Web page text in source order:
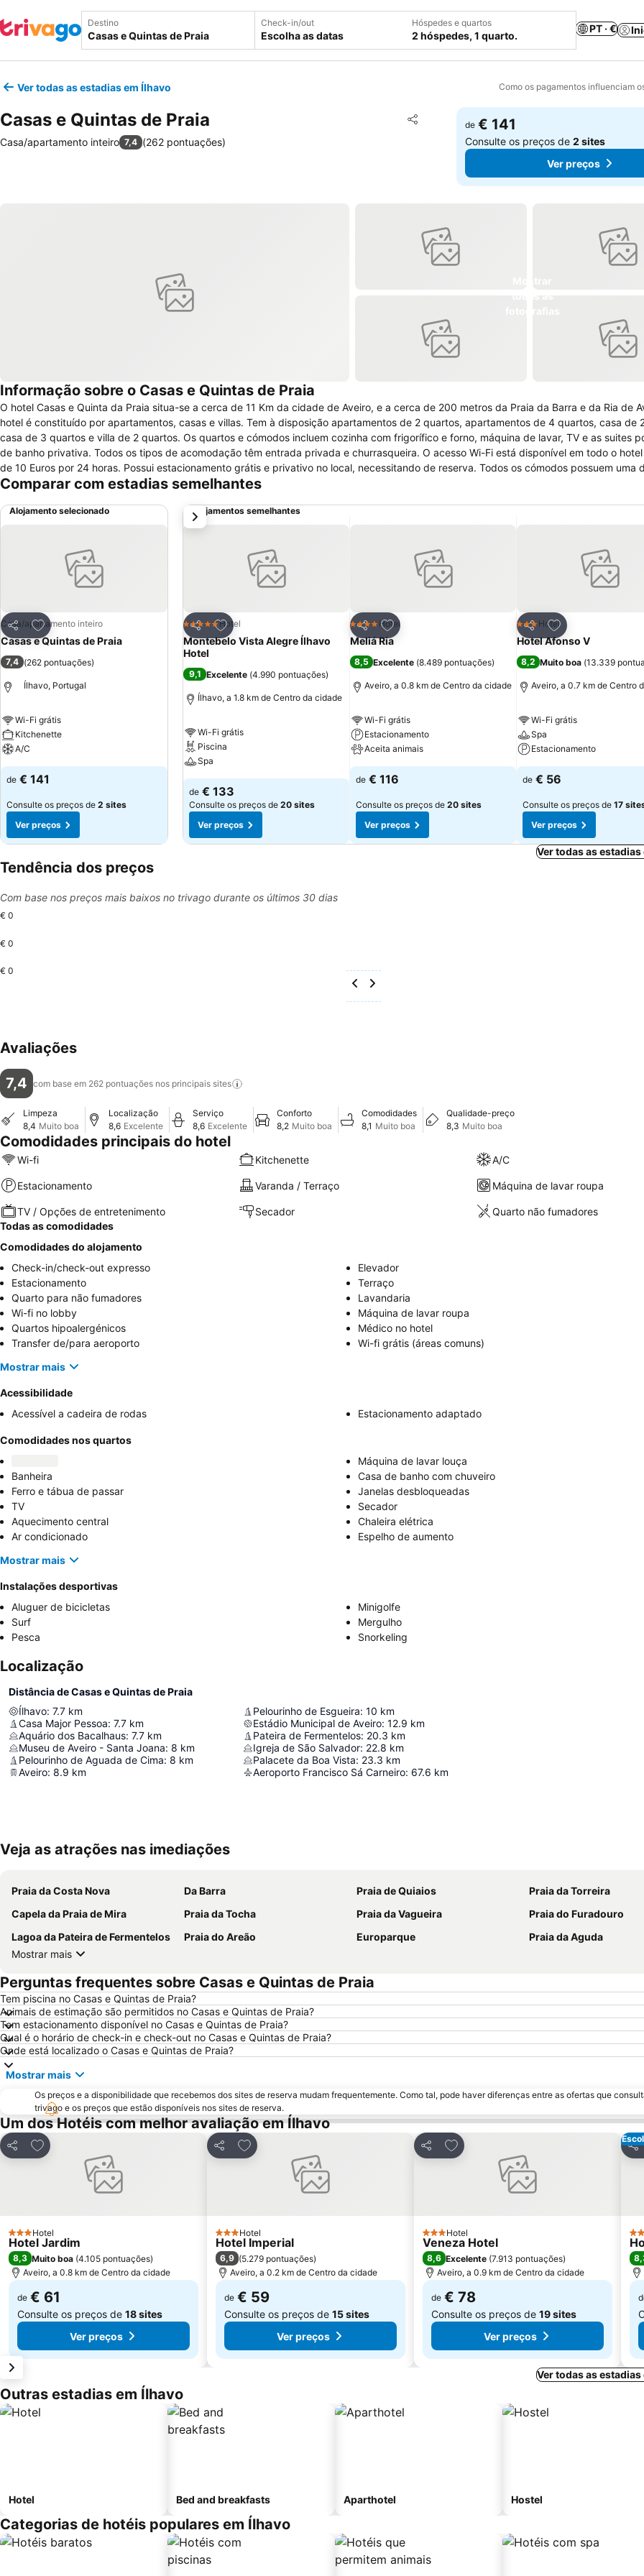
Destino Check-in/out
Escolha as datas
Hóspedes e quartos
2 hóspedes, 1 quarto.
PT · €
Ver todas as estadias em Ílhavo Como os pagamentos influenciam
Casas e Quintas de Praia Partilhar
Adicionar aos favoritos
Casa/apartamento inteiro 7,4 (262 pontuações)
de € 141
Consulte os preços de2 sites
Ver preços
Informação sobre o Casas e Quintas de Praia
O hotel Casas e Quinta da Praia situa-se a cerca de 11 Km da cidade de Aveiro, e a cerca de 200 metros da Praia da Barra e da Ria de
hotel é constituído por apartamentos, casas e villas. Tem à disposição apartamentos de 2 quartos, apartamentos de 4 quartos, casa de
casa de 3 quartos e villa de 2 quartos. Os quartos e cómodos incluem cozinha com frigorífico e forno, máquina de lavar, TV e as suites
de banho privativa. Todos os tipos de acomodação têm entrada privada e churrasqueira. O acesso Wi-Fi está disponível em todo o
de 10 Euros por 24 horas. Possui estacionamento grátis e privativo no local, necessitando de reserva. Todos os cómodos possuem uma
moderna, à exceção da casa de 3 quartos que se situa num reserva natural a 3Km da Costa Nova do Prado, com vista para a Ria de
com snorkel, pesca, windsurf, ciclismo. O Casas e Quintas da Praia têm disponível aluguer de bicicletas.
Comparar com estadias semelhantes
Alojamento selecionado
Partilhar
Adicionar aos favoritos
Casa/apartamento inteiro
Casas e Quintas de Praia
7,4 (262 pontuações)
Ílhavo, Portugal
Wi-Fi grátis
Kitchenette
A/C
de € 141
Consulte os preços de 2 sites
Ver preços
Alojamentos semelhantes
Partilhar
Adicionar aos favoritos
5 EstrelasHotel
Montebelo Vista Alegre Ílhavo
Hotel
9,1 Excelente (4.990 pontuações)
Ílhavo, a 1.8 km de Centro da cidade
Wi-Fi grátis
Piscina
Spa
de € 133
Consulte os preços de 20 sites
Ver preços
Partilhar
Adicionar aos favoritos
4 EstrelasHotel
Meliá Ria
8,5 Excelente (8.489 pontuações)
Aveiro, a 0.8 km de Centro da cidade
Wi-Fi grátis
Estacionamento
Aceita animais
de € 116
Consulte os preços de 20 sites
Ver preços
Partilhar
Adicionar aos
3 Estrelas
Hotel
Hotel Afonso V
8,2 Muito boa (13.339
Aveiro, a 0.7 km de Centro
Wi-Fi grátis
Spa
Estacionamento
de € 56
Consulte os preços de 17
Ver preços
próximo
Ver todas as estadias
Tendência dos preços
Com base nos preços mais baixos no trivago durante os últimos 30 dias
€ 0
€ 0
€ 0
Avaliações
7,4 com base em 262 pontuações nos principais sites
Limpeza
8,4 Muito boa
Localização
8,6 Excelente
Serviço
8,6 Excelente
Conforto
8,2 Muito boa
Comodidades
8,1 Muito boa
Qualidade-preço
8,3 Muito boa
Comodidades principais do hotel
Wi-fi Kitchenette A/C
Estacionamento Varanda / Terraço Máquina de lavar roupa
TV / Opções de entretenimento Secador
Quarto não fumadores
Todas as comodidades
Comodidades do alojamento
Check-in/check-out expresso
Elevador
Estacionamento
Terraço
Quarto para não fumadores
Lavandaria
Wi-fi no lobby
Máquina de lavar roupa
Quartos hipoalergénicos
Médico no hotel
Transfer de/para aeroporto
Wi-fi grátis (áreas comuns)
Mostrar mais
Acessibilidade
Acessível a cadeira de rodas
Estacionamento adaptado
Comodidades nos quartos
Máquina de lavar louça
Banheira
Casa de banho com chuveiro
Ferro e tábua de passar
Janelas desbloqueadas
TV
Secador
Aquecimento central
Chaleira elétrica
Ar condicionado
Espelho de aumento
Mostrar mais
Instalações desportivas
Aluguer de bicicletas
Minigolfe
Surf
Mergulho
Pesca
Snorkeling
Localização
Distância de Casas e Quintas de Praia
Ílhavo: 7.7 km
Casa Major Pessoa: 7.7 km
Aquário dos Bacalhaus: 7.7 km
Museu de Aveiro - Santa Joana: 8 km
Pelourinho de Aguada de Cima: 8 km
Aveiro: 8.9 km
Pelourinho de Esgueira: 10 km
Estádio Municipal de Aveiro: 12.9 km
Pateira de Fermentelos: 20.3 km
Igreja de São Salvador: 22.8 km
Palacete da Boa Vista: 23.3 km
Aeroporto Francisco Sá Carneiro: 67.6 km
Veja as atrações nas imediações
Praia da Costa Nova Da Barra Praia de Quiaios
Praia da Torreira
Capela da Praia de Mira
Praia da Tocha Praia da Vagueira
Praia do Furadouro
Lagoa da Pateira de Fermentelos
Praia do Areão Europarque
Praia da Aguda
Mostrar mais
Perguntas frequentes sobre Casas e Quintas de Praia
Tem piscina no Casas e Quintas de Praia?
Animais de estimação são permitidos no Casas e Quintas de Praia?
Tem estacionamento disponível no Casas e Quintas de Praia?
Qual é o horário de check-in e check-out no Casas e Quintas de Praia?
Onde está localizado o Casas e Quintas de Praia?
Mostrar mais
Os preços e a disponibilidade que recebemos dos sites de reserva mudam frequentemente. Como tal, pode haver diferenças entre as ofertas que
trivago e os preços que estão disponíveis nos sites de reserva.
Um dos Hotéis com melhor avaliação em Ílhavo
Partilhar
Adicionar aos favoritos
3 Estrelas
Hotel
Hotel Jardim
8,3 Muito boa (4.105 pontuações)
Aveiro, a 0.8 km de Centro da cidade
de € 61
Consulte os preços de 18 sites
Ver preços
Partilhar
Adicionar aos favoritos
3 Estrelas
Hotel
Hotel Imperial
6,9 (5.279 pontuações)
Aveiro, a 0.2 km de Centro da cidade
de € 59
Consulte os preços de 15 sites
Ver preços
Partilhar
Adicionar aos favoritos
3 Estrelas
Hotel
Veneza Hotel
8,6 Excelente (7.913 pontuações)
Aveiro, a 0.9 km de Centro da cidade
de € 78
Consulte os preços de 19 sites
Ver preços
2
Ver todas as estadias
Outras estadias em Ílhavo
Hotel Bed and breakfasts Aparthotel Hostel
Categorias de hotéis populares em Ílhavo